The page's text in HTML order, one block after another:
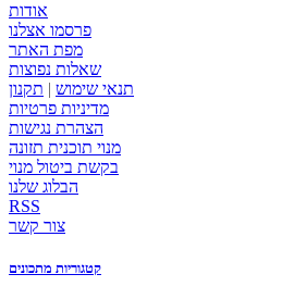
אודות
פרסמו אצלנו
מפת האתר
שאלות נפוצות
תנאי שימוש | תקנון
מדיניות פרטיות
הצהרת נגישות
מנוי תוכנית תזונה
בקשת ביטול מנוי
הבלוג שלנו
RSS
צור קשר
קטגוריות מתכונים